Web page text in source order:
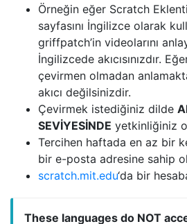
Örneğin eğer Scratch
sayfasını İngilizce olarak
griffpatch’in videolarını
İngilizcede akıcısınızdır.
çevirmen olmadan
akıcı değilsinizdir.
Çevirmek istediğiniz dilde
SEVİYESİNDE yetkinliğiniz
Tercihen haftada en az bir
bir e-posta adresine sahip
scratch.mit.edu‘da bir
These languages do NOT